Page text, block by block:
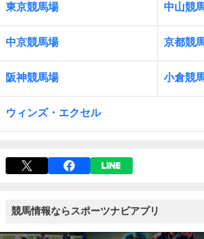
東京競馬場 中山競
中京競馬場 京都競
阪神競馬場 小倉競
ウィンズ・エクセル
競馬情報ならスポーツナビアプリ